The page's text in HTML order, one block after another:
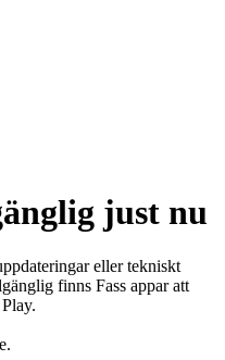
just nu
eller tekniskt
finns Fass appar att